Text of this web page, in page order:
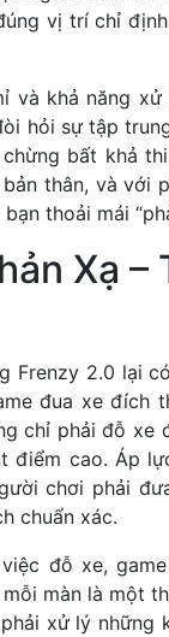
vị trí chỉ
khả năng xử
hỏi sự tập
bất khả
thân, và với
thoải mái
Xạ
Frenzy 2.0 lại
đua xe
chỉ phải đỗ
điểm cao. Áp
chơi phải
chuẩn xác.
đỗ xe,
màn là một
xử lý những